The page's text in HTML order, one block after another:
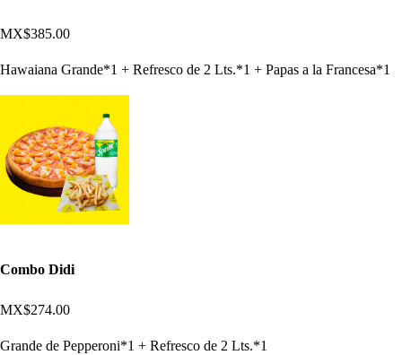
MX$385.00
Hawaiana Grande*1 + Refresco de 2 Lts.*1 + Papas a la Francesa*1
Combo Didi
MX$274.00
Grande de Pepperoni*1 + Refresco de 2 Lts.*1